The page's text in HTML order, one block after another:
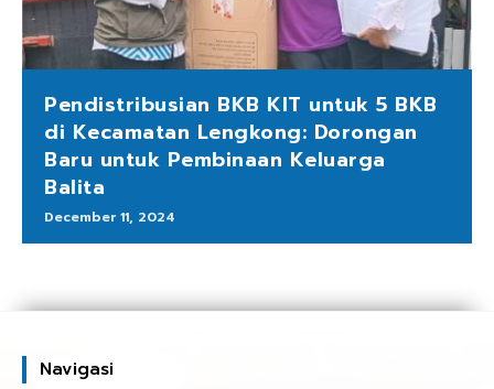
Pendistribusian BKB KIT untuk 5 BKB
di Kecamatan Lengkong: Dorongan
Baru untuk Pembinaan Keluarga
Balita
December 11, 2024
Navigasi